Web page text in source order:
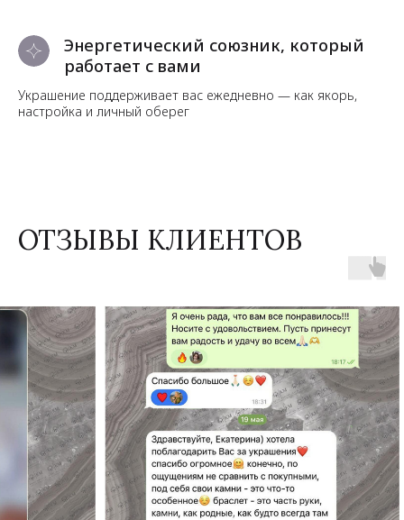
Энергетический союзник, который
работает с вами
Украшение поддерживает вас ежедневно — как якорь,
настройка и личный оберег
ОТЗЫВЫ КЛИЕНТОВ